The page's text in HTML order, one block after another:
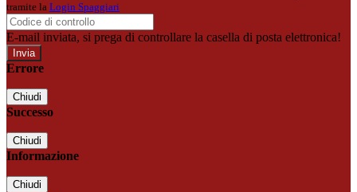
tramite la Login Spaggiari
E-mail inviata, si prega di controllare la casella di posta elettronica!
Errore
Chiudi
Successo
Chiudi
Informazione
Chiudi